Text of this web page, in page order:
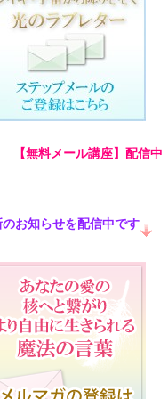
【無料メール講座】配信中
のお知らせを配信中です